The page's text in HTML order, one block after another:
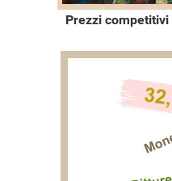
Prezzi competitivi